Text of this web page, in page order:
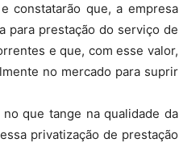
constatarão que, a empresa
para prestação do serviço de
e que, com esse valor,
no mercado para suprir
que tange na qualidade da
privatização de prestação